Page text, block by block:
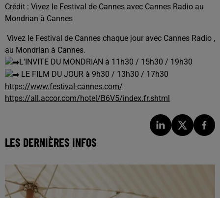
Crédit : Vivez le Festival de Cannes avec Cannes Radio au
Mondrian à Cannes
Vivez le Festival de Cannes chaque jour avec Cannes Radio ,
au Mondrian à Cannes.
L'INVITE DU MONDRIAN à 11h30 / 15h30 / 19h30
LE FILM DU JOUR à 9h30 / 13h30 / 17h30
https://www.festival-cannes.com/
https://all.accor.com/hotel/B6V5/index.fr.shtml
LES DERNIÈRES INFOS